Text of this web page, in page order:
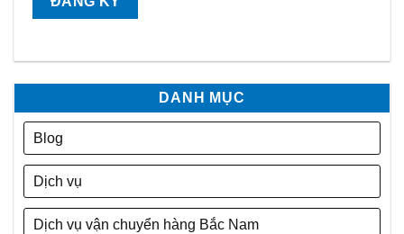
DANH MỤC
Blog
Dịch vụ
Dịch vụ vận chuyển hàng Bắc Nam